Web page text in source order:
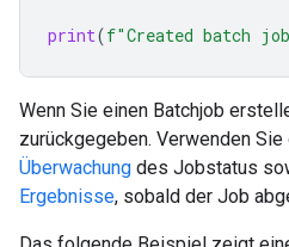
print(f"Created batch
Wenn Sie einen Batchjob
zurückgegeben. Verwenden
Überwachung des Jobstatus
Ergebnisse, sobald der Job